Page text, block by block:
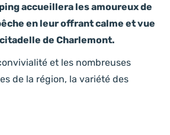
accueillera les amoureux de
en leur offrant calme et vue
de Charlemont.
et les nombreuses
de la région, la variété des